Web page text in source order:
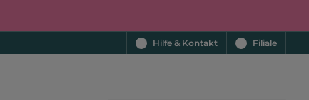
Hilfe & Kontakt Filiale